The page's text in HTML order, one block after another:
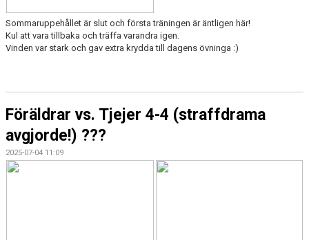
Sommaruppehållet är slut och första träningen är äntligen här!
Kul att vara tillbaka och träffa varandra igen.
Vinden var stark och gav extra krydda till dagens övninga :)
Föräldrar vs. Tjejer 4-4 (straffdrama
avgjorde!) ???
2025-07-04 11:09